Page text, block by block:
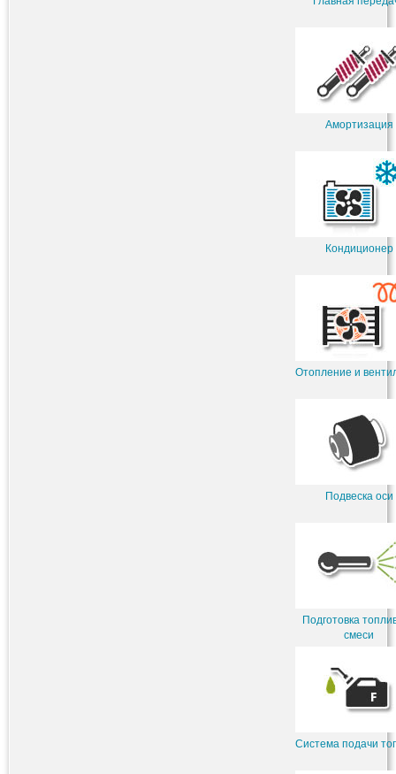
Амортизация
Кондиционер
Отопление и
Подвеска оси
Подготовка
смеси
Система подачи